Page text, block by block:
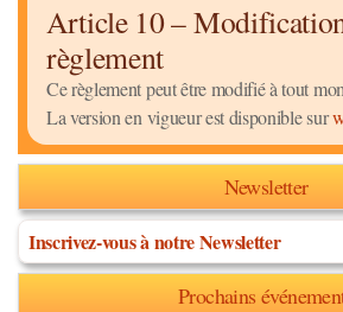
Article 10 –
règlement
Ce règlement peut être modifié à tout
La version en vigueur est disponible sur
Newsletter
Inscrivez-vous à notre Newsletter
Prochains